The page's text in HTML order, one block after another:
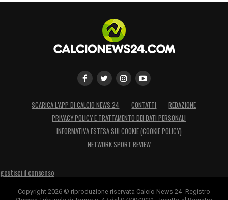
SCARICA L’APP DI CALCIO NEWS 24 CONTATTI
REDAZIONE
PRIVACY POLICY E TRATTAMENTO DEI DATI PERSONALI
INFORMATIVA ESTESA SUI COOKIE (COOKIE POLICY)
NETWORK SPORT REVIEW
gestisci il consenso
Copyright 2026 © riproduzione riservata Calcio News 24 -Registro